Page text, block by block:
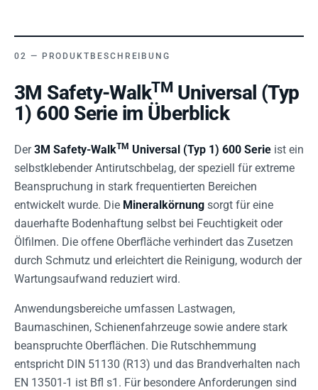
PRODUKTBESCHREIBUNG
3M Safety-WalkTM Universal (Typ
1) 600 Serie im Überblick
Der3M Safety-WalkTM Universal (Typ 1) 600 Serie ist ein
selbstklebender Antirutschbelag, der speziell für extreme
Beanspruchung in stark frequentierten Bereichen
entwickelt wurde. Die Mineralkörnung sorgt für eine
dauerhafte Bodenhaftung selbst bei Feuchtigkeit oder
Ölfilmen. Die offene Oberfläche verhindert das Zusetzen
durch Schmutz und erleichtert die Reinigung, wodurch der
Wartungsaufwand reduziert wird.
Anwendungsbereiche umfassen Lastwagen,
Baumaschinen, Schienenfahrzeuge sowie andere stark
beanspruchte Oberflächen. Die Rutschhemmung
entspricht DIN 51130 (R13) und das Brandverhalten nach
EN 13501-1 ist Bfl s1. Für besondere Anforderungen sind